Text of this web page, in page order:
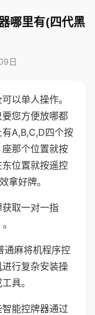
哪里有(四代黑
日
以单人操作。
您方便放哪都
A,B,C,D四个按
那个位置就按
位置就按遥控
拿好牌。
取一对一指
通麻将机程序控
行复杂安装操
具。
能控牌器通过